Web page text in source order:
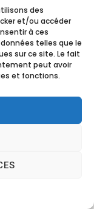
des
et/ou accéder
à ces
telles que le
sur ce site. Le fait
peut avoir
et fonctions.